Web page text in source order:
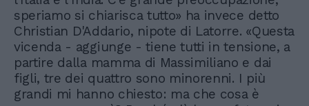
speriamo si chiarisca tutto» ha invece detto
Christian D'Addario, nipote di Latorre. «Questa
vicenda - aggiunge - tiene tutti in tensione, a
partire dalla mamma di Massimiliano e dai
figli, tre dei quattro sono minorenni. I più
grandi mi hanno chiesto: ma che cosa è